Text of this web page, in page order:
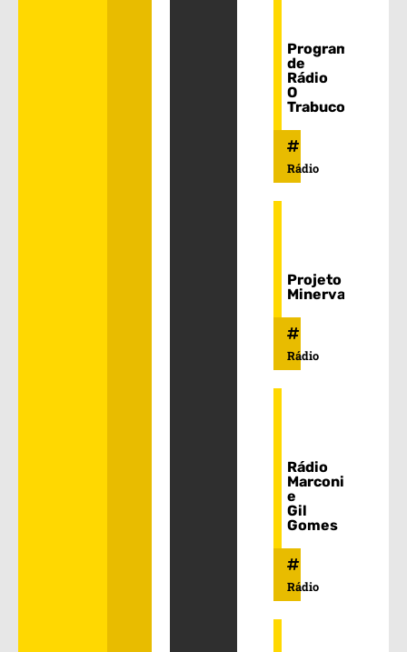
Programa
de
Rádio
O
Trabuco
Rádio
Projeto
Minerva
Rádio
Rádio
Marconi
e
Gil
Gomes
Rádio